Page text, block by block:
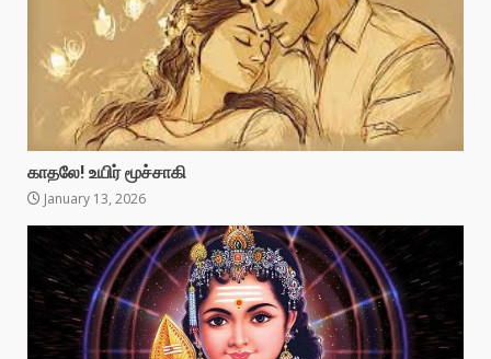
காதலே! உயிர் மூச்சாகி
January 13, 2026